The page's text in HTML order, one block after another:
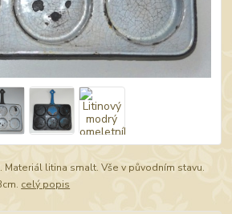
litina smalt. Vše v původním stavu.
celý popis